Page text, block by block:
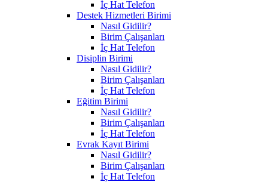
İç Hat Telefon
Destek Hizmetleri Birimi
Nasıl Gidilir?
Birim Çalışanları
İç Hat Telefon
Disiplin Birimi
Nasıl Gidilir?
Birim Çalışanları
İç Hat Telefon
Eğitim Birimi
Nasıl Gidilir?
Birim Çalışanları
İç Hat Telefon
Evrak Kayıt Birimi
Nasıl Gidilir?
Birim Çalışanları
İç Hat Telefon